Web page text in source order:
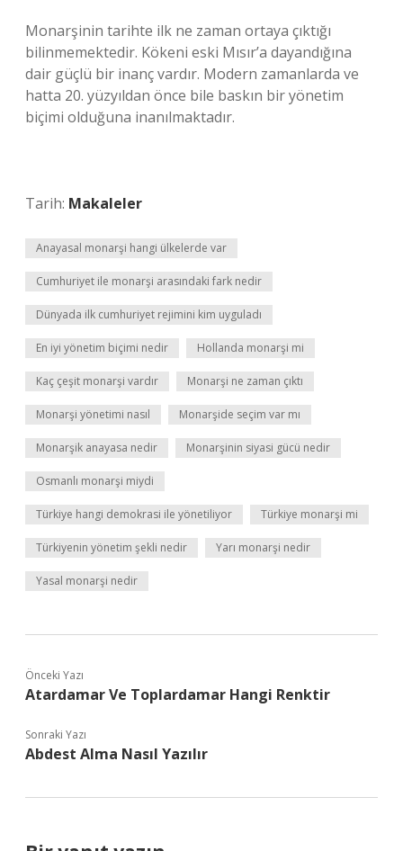
Monarşinin tarihte ilk ne zaman ortaya çıktığı
bilinmemektedir. Kökeni eski Mısır’a dayandığına
dair güçlü bir inanç vardır. Modern zamanlarda ve
hatta 20. yüzyıldan önce bile baskın bir yönetim
biçimi olduğuna inanılmaktadır.
Tarih: Makaleler
Anayasal monarşi hangi ülkelerde var
Cumhuriyet ile monarşi arasındaki fark nedir
Dünyada ilk cumhuriyet rejimini kim uyguladı
En iyi yönetim biçimi nedir Hollanda monarşi mi
Kaç çeşit monarşi vardır Monarşi ne zaman çıktı
Monarşi yönetimi nasıl Monarşide seçim var mı
Monarşik anayasa nedir Monarşinin siyasi gücü nedir
Osmanlı monarşi miydi
Türkiye hangi demokrasi ile yönetiliyor Türkiye monarşi mi
Türkiyenin yönetim şekli nedir Yarı monarşi nedir
Yasal monarşi nedir
Önceki Yazı
Atardamar Ve Toplardamar Hangi Renktir
Sonraki Yazı
Abdest Alma Nasıl Yazılır